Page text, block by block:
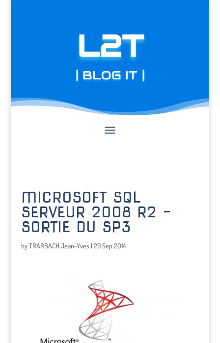
L2T
| BLOG IT |
MICROSOFT SQL
SERVEUR 2008 R2 –
SORTIE DU SP3
byTRARBACH Jean-Yves | 29 Sep 2014